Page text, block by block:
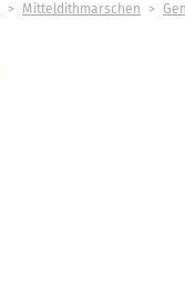
Mitteldithmarschen